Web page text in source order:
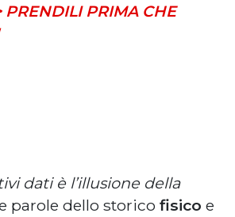
PRENDILI PRIMA CHE
dati è l’illusione della
parole dello storico fisico e